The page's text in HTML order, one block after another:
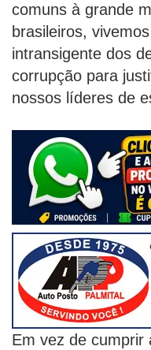
comuns à grande
brasileiros,
intransigente dos
corrupção para
nossos líderes de
Em vez de cumprir